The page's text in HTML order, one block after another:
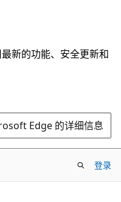
新的功能、安全更新和
Edge 的详细信息
登录